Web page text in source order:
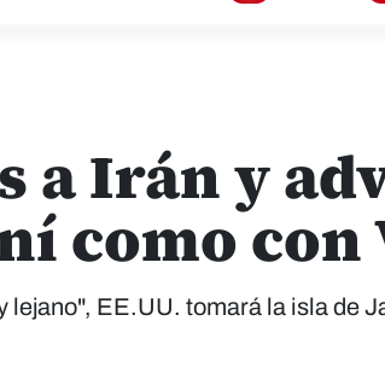
a Irán y
como con
lejano", EE.UU. tomará la isla de